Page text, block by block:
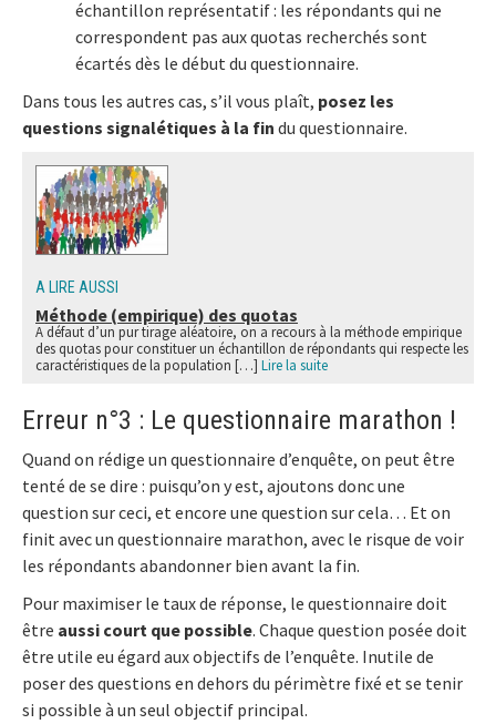
échantillon représentatif : les répondants qui ne
correspondent pas aux quotas recherchés sont
écartés dès le début du questionnaire.
Dans tous les autres cas, s’il vous plaît, posez les
questions signalétiques à la fin du questionnaire.
A LIRE AUSSI
Méthode (empirique) des quotas
A défaut d’un pur tirage aléatoire, on a recours à la méthode empirique
des quotas pour constituer un échantillon de répondants qui respecte les
caractéristiques de la population […] Lire la suite
Erreur n°3 : Le questionnaire marathon !
Quand on rédige un questionnaire d’enquête, on peut être
tenté de se dire : puisqu’on y est, ajoutons donc une
question sur ceci, et encore une question sur cela… Et on
finit avec un questionnaire marathon, avec le risque de voir
les répondants abandonner bien avant la fin.
Pour maximiser le taux de réponse, le questionnaire doit
être aussi court que possible. Chaque question posée doit
être utile eu égard aux objectifs de l’enquête. Inutile de
poser des questions en dehors du périmètre fixé et se tenir
si possible à un seul objectif principal.